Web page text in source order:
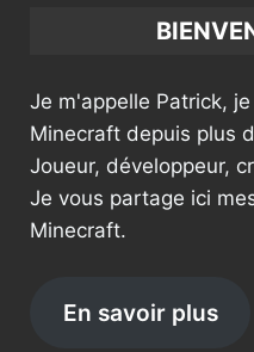
Je m'appelle Patrick,
Minecraft depuis plus
Joueur, développeur,
Je vous partage ici
Minecraft.
En savoir plus